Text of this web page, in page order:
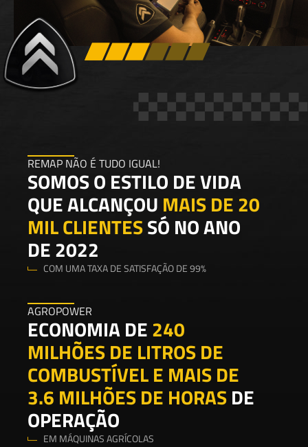
REMAP NÃO É TUDO IGUAL!
SOMOS O ESTILO DE VIDA
QUE ALCANÇOU MAIS DE 20
MIL CLIENTESSÓ NO ANO
DE 2022
COM UMA TAXA DE SATISFAÇÃO DE 99%
AGROPOWER
ECONOMIA DE240
MILHÕES DE LITROS DE
COMBUSTÍVEL E MAIS DE
3.6 MILHÕES DE HORASDE
OPERAÇÃO
EM MÁQUINAS AGRÍCOLAS